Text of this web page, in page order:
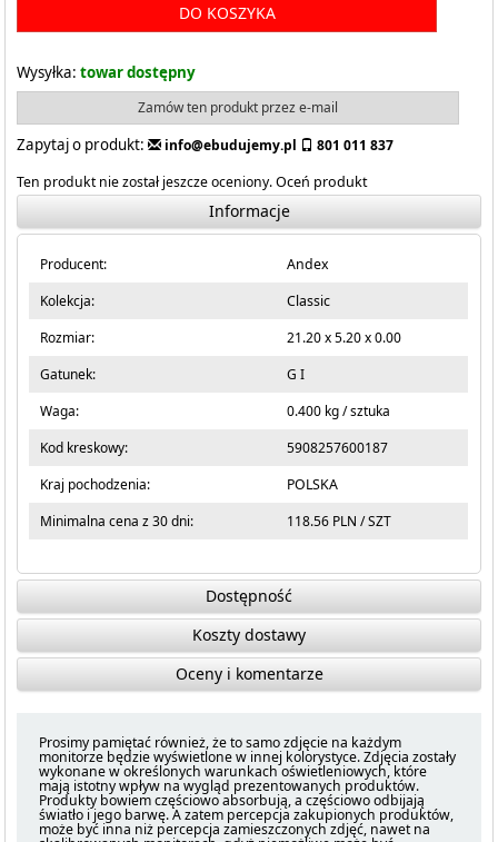
DO KOSZYKA
Wysyłka: towar dostępny
Zamów ten produkt przez e-mail
Zapytaj o produkt: info@ebudujemy.pl
801 011 837
Ten produkt nie został jeszcze oceniony.Oceń produkt
Informacje
Producent:
Andex
Kolekcja:
Classic
Rozmiar:
21.20 x 5.20 x 0.00
Gatunek:
G I
Waga:
0.400 kg / sztuka
Kod kreskowy:
5908257600187
Kraj pochodzenia:
POLSKA
Minimalna cena z 30 dni:
118.56 PLN / SZT
Dostępność
Koszty dostawy
Oceny i komentarze
Prosimy pamiętać również, że to samo zdjęcie na każdym
monitorze będzie wyświetlone w innej kolorystyce. Zdjęcia zostały
wykonane w określonych warunkach oświetleniowych, które
mają istotny wpływ na wygląd prezentowanych produktów.
Produkty bowiem częściowo absorbują, a częściowo odbijają
światło i jego barwę. A zatem percepcja zakupionych produktów,
może być inna niż percepcja zamieszczonych zdjęć, nawet na